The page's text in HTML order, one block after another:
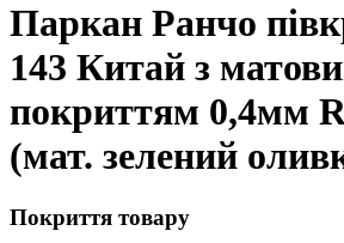
Паркан Ранчо
143 Китай з
покриттям 0,4мм
(мат. зелений
Покриття товару